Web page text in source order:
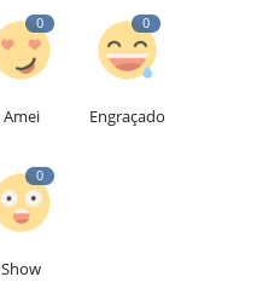
0
Amei
0
Engraçado
0
Show